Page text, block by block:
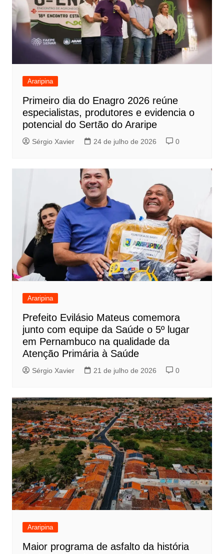
Araripina
Primeiro dia do Enagro 2026 reúne
especialistas, produtores e evidencia o
potencial do Sertão do Araripe
Sérgio Xavier 24 de julho de 2026 0
Araripina
Prefeito Evilásio Mateus comemora
junto com equipe da Saúde o 5º lugar
em Pernambuco na qualidade da
Atenção Primária à Saúde
Sérgio Xavier 21 de julho de 2026 0
Araripina
Maior programa de asfalto da história